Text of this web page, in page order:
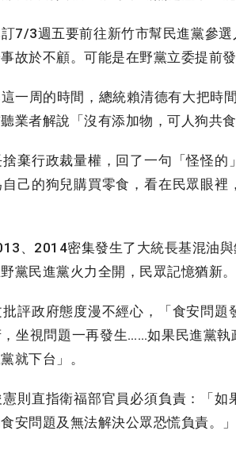
7/3週五要前往新竹市幫民進黨參
故於不顧。可能是在野黨立委提前
一周的時間，總統賴清德有大把時
業者解說「沒有添加物，可人狗共
棄行政裁量權，回了一句「怪怪的
己的狗兒購買零食，看在民眾眼
、2014密集發生了大統長基混油
黨民進黨火力全開，民眾記憶猶新。
評政府態度漫不經心，「食安問題
坐視問題一再發生……如果民進黨
就下台」。
則直指衛福部官員必須負責：「如
安問題及無法解決公眾恐慌負責。」